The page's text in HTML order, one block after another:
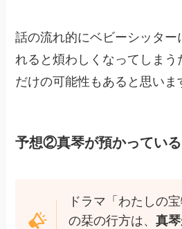
話の流れ的にベビーシッター
れると煩わしくなってしまう
だけの可能性もあると思いま
予想②真琴が預かっている
ドラマ「わたしの
の栞の行方は、 真